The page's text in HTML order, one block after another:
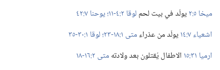
ميخا ٥:‏٢
يولَد في بيت لحملوقا ٢:‏٤-‏١١؛‏
يوحنا ٧:‏٤٢
اشعياء ٧:‏١٤
يولَد من عذراءمتى ١:‏١٨-‏٢٣؛‏
لوقا ١:‏٣٠-‏٣٥
ارميا ٣١:‏١٥
الاطفال يُقتلون بعد ولادتهمتى ٢:‏١٦-‏١٨